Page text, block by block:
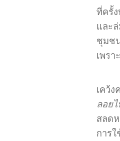
ที่ครั้
และ
ชุมช
เพรา
เคว้
ลอย
สลด
การ